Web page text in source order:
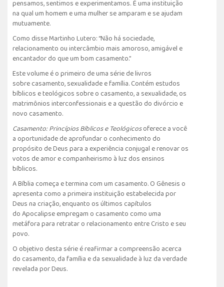
pensamos, sentimos e experimentamos. É uma instituição
na qual um homem e uma mulher se amparam e se ajudam
mutuamente.
Como disse Martinho Lutero: “Não há sociedade,
relacionamento ou intercâmbio mais amoroso, amigável e
encantador do que um bom casamento.”
Este volume é o primeiro de uma série de livros
sobre casamento, sexualidade e família. Contém estudos
bíblicos e teológicos sobre o casamento, a sexualidade, os
matrimônios interconfessionais e a questão do divórcio e
novo casamento.
Casamento: Princípios Bíblicos e Teológicosoferece a você
a oportunidade de aprofundar o conhecimento do
propósito de Deus para a experiência conjugal e renovar os
votos de amor e companheirismo à luz dos ensinos
bíblicos.
A Bíblia começa e termina com um casamento. O Gênesis o
apresenta como a primeira instituição estabelecida por
Deus na criação, enquanto os últimos capítulos
do Apocalipse empregam o casamento como uma
metáfora para retratar o relacionamento entre Cristo e seu
povo.
O objetivo desta série é reafirmar a compreensão acerca
do casamento, da família e da sexualidade à luz da verdade
revelada por Deus.